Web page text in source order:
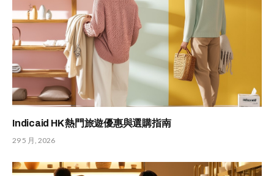
Indicaid HK 熱門旅遊優惠與選購指南
29 5 月, 2026